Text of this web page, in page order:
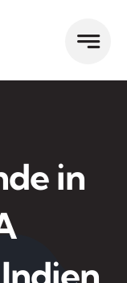
in